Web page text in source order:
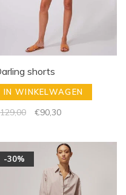
shorts
IN WINKELWAGEN
€90,30
-30%